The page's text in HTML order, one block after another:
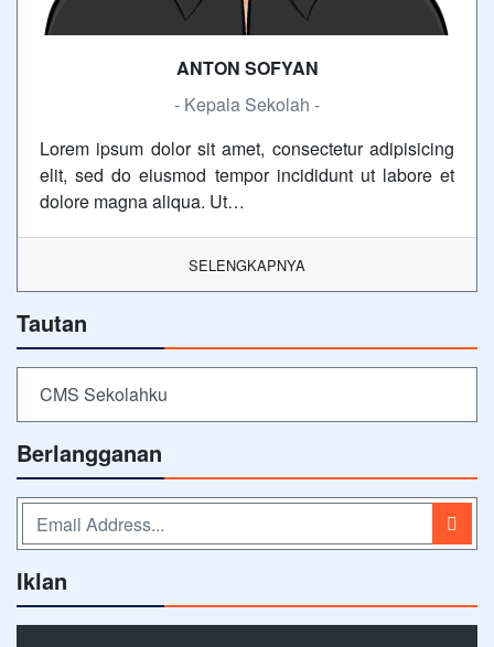
ANTON SOFYAN
- Kepala Sekolah -
Lorem ipsum dolor sit amet, consectetur adipisicing
elit, sed do eiusmod tempor incididunt ut labore et
dolore magna aliqua. Ut…
SELENGKAPNYA
Tautan
CMS Sekolahku
Berlangganan
Iklan